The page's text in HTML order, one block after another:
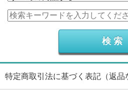
特定商取引法に基づく表記（返品